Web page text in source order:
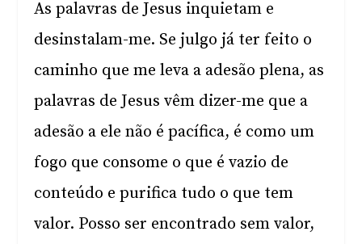
As palavras de Jesus inquietam e
desinstalam-me. Se julgo já ter feito o
caminho que me leva a adesão plena, as
palavras de Jesus vêm dizer-me que a
adesão a ele não é pacífica, é como um
fogo que consome o que é vazio de
conteúdo e purifica tudo o que tem
valor. Posso ser encontrado sem valor,